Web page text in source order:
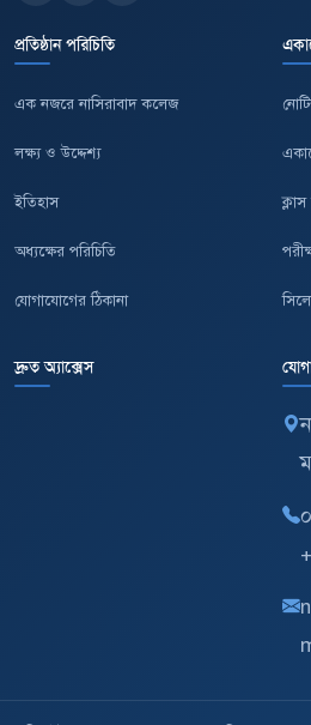
প্রতিষ্ঠান পরিচিতি
এক নজরে নাসিরাবাদ কলেজ
লক্ষ্য ও উদ্দেশ্য
ইতিহাস
অধ্যক্ষের পরিচিতি
যোগাযোগের ঠিকানা
দ্রুত অ্যাক্সেস